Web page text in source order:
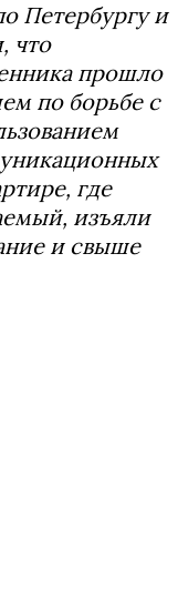
Петербургу и
что
прошло
по борьбе с
где
изъяли
и свыше